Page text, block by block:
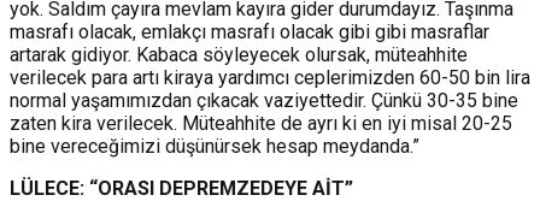
yok. Saldım çayıra mevlam kayıra gider durumdayız. Taşınma
masrafı olacak, emlakçı masrafı olacak gibi gibi masraflar
artarak gidiyor. Kabaca söyleyecek olursak, müteahhite
verilecek para artı kiraya yardımcı ceplerimizden 60-50 bin lira
normal yaşamımızdan çıkacak vaziyettedir. Çünkü 30-35 bine
zaten kira verilecek. Müteahhite de ayrı ki en iyi misal 20-25
bine vereceğimizi düşünürsek hesap meydanda.”
LÜLECE: “ORASI DEPREMZEDEYE AİT”